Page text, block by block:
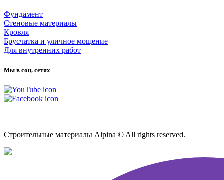
Фундамент
Стеновые материалы
Кровля
Брусчатка и уличное мощение
Для внутренних работ
Мы в соц. сетях
Строительные материалы Alpina © All rights reserved.